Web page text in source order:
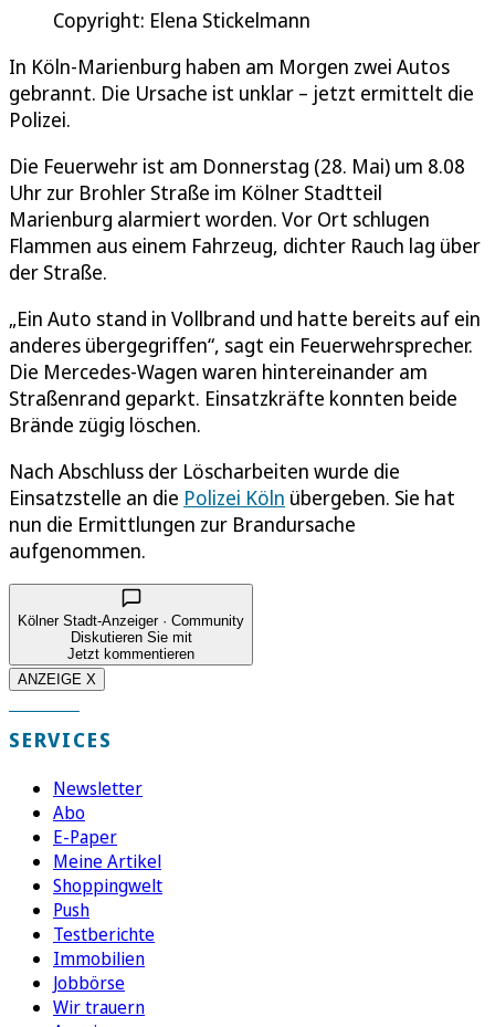
Copyright: Elena Stickelmann
In Köln-Marienburg haben am Morgen zwei Autos
gebrannt. Die Ursache ist unklar – jetzt ermittelt die
Polizei.
Die Feuerwehr ist am Donnerstag (28. Mai) um 8.08
Uhr zur Brohler Straße im Kölner Stadtteil
Marienburg alarmiert worden. Vor Ort schlugen
Flammen aus einem Fahrzeug, dichter Rauch lag über
der Straße.
„Ein Auto stand in Vollbrand und hatte bereits auf ein
anderes übergegriffen“, sagt ein Feuerwehrsprecher.
Die Mercedes-Wagen waren hintereinander am
Straßenrand geparkt. Einsatzkräfte konnten beide
Brände zügig löschen.
Nach Abschluss der Löscharbeiten wurde die
Einsatzstelle an die Polizei Köln übergeben. Sie hat
nun die Ermittlungen zur Brandursache
aufgenommen.
Kölner Stadt-Anzeiger · Community
Diskutieren Sie mit
Jetzt kommentieren
ANZEIGE X
SERVICES
Newsletter
Abo
E-Paper
Meine Artikel
Shoppingwelt
Push
Testberichte
Immobilien
Jobbörse
Wir trauern